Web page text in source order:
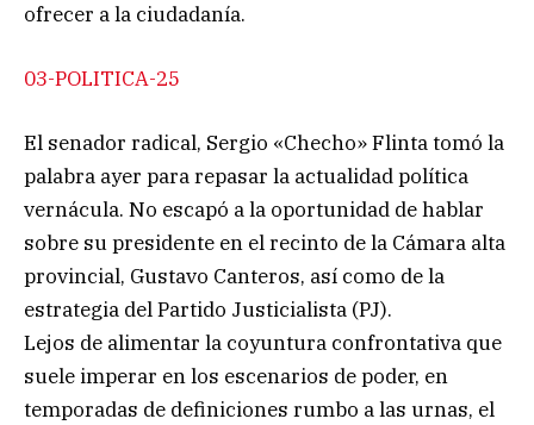
ofrecer a la ciudadanía.
03-POLITICA-25
El senador radical, Sergio «Checho» Flinta tomó la
palabra ayer para repasar la actualidad política
vernácula. No escapó a la oportunidad de hablar
sobre su presidente en el recinto de la Cámara alta
provincial, Gustavo Canteros, así como de la
estrategia del Partido Justicialista (PJ).
Lejos de alimentar la coyuntura confrontativa que
suele imperar en los escenarios de poder, en
temporadas de definiciones rumbo a las urnas, el